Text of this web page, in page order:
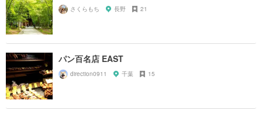
さくらもち 長野 21
パン百名店 EAST
direction0911 千葉 15